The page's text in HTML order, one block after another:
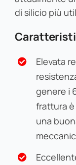
di silicio più
Elevata
genere i
frattura è
una